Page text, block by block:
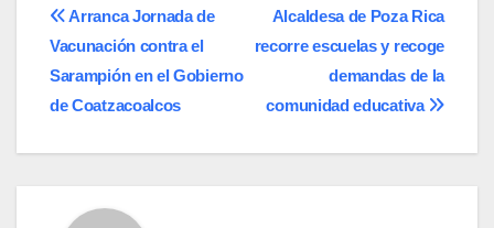
Navegación
de
entradas
Alcaldesa de Poza Rica
recorre escuelas y recoge
demandas de la
comunidad educativa
Arranca Jornada de
Vacunación contra el
Sarampión en el Gobierno
de Coatzacoalcos